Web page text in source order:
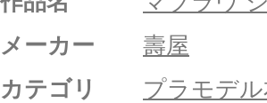
メーカー
壽屋
カテゴリ
プラモデ